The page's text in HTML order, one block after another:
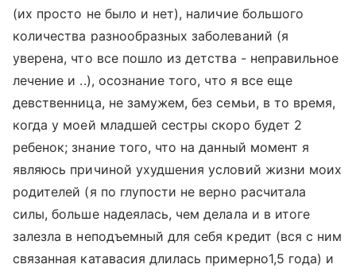
(их просто не было и нет), наличие большого
количества разнообразных заболеваний (я
уверена, что все пошло из детства - неправильное
лечение и ..), осознание того, что я все еще
девственница, не замужем, без семьи, в то время,
когда у моей младшей сестры скоро будет 2
ребенок; знание того, что на данный момент я
являюсь причиной ухудшения условий жизни моих
родителей (я по глупости не верно расчитала
силы, больше надеялась, чем делала и в итоге
залезла в неподъемный для себя кредит (вся с ним
связанная катавасия длилась примерно1,5 года) и